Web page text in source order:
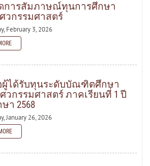
การสัมภาษณ์ทุนการศึกษา
วกรรมศาสตร์
February 3, 2026
ผู้ได้รับทุนระดับบัณฑิตศึกษา
วกรรมศาสตร์ ภาคเรียนที่ 1 ปี
า 2568
January 26, 2026